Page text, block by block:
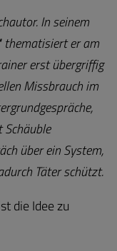
In seinem
thematisiert er am
erst übergriffig
Missbrauch im
über ein System,
Täter schützt.
die Idee zu